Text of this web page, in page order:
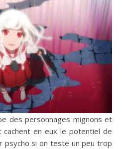
des personnages mignons et
cachent en eux le potentiel de
psycho si on teste un peu trop